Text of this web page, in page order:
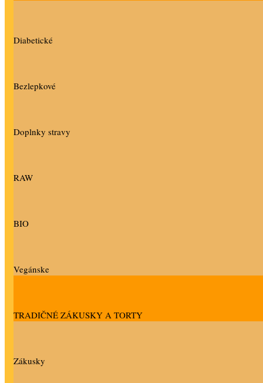
Diabetické
Bezlepkové
Doplnky stravy
RAW
BIO
Vegánske
TRADIČNÉ ZÁKUSKY A TORTY
Zákusky